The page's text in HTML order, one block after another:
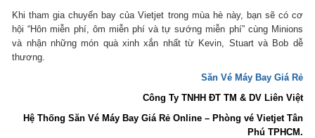
Khi tham gia chuyến bay của Vietjet trong mùa hè này, bạn sẽ có cơ
hội “Hôn miễn phí, ôm miễn phí và tự sướng miễn phí” cùng Minions
và nhận những món quà xinh xắn nhất từ Kevin, Stuart và Bob dễ
thương.
Săn Vé Máy Bay Giá Rẻ
Công Ty TNHH ĐT TM & DV Liên Việt
Hệ Thống Săn Vé Máy Bay Giá Rẻ Online – Phòng vé Vietjet Tân
Phú TPHCM.